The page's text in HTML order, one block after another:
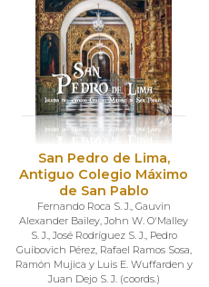
San Pedro de Lima,
Antiguo Colegio Máximo
de San Pablo
Fernando Roca S. J., Gauvin
Alexander Bailey,John W. O'Malley
S. J.,José Rodríguez S. J., Pedro
Guibovich Pérez, Rafael Ramos Sosa,
Ramón Mujica y Luis E. Wuffarden y
Juan Dejo S. J. (coords.)